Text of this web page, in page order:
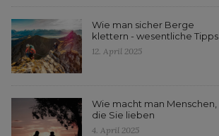
Wie man sicher Berge
klettern - wesentliche Tipps
12. April 2025
Wie macht man Menschen,
die Sie lieben
4. April 2025